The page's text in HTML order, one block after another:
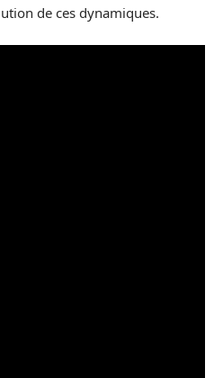
de ces dynamiques.